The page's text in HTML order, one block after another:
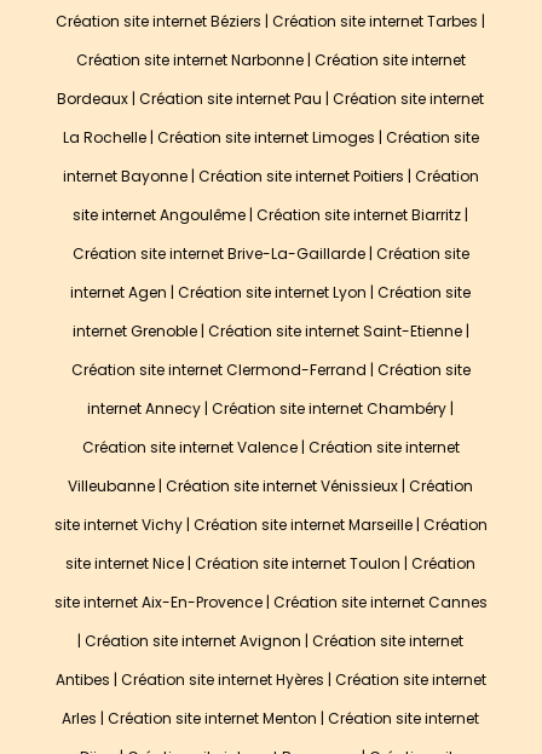
Création site internet Béziers |Création site internet Tarbes |
Création site internet Narbonne| Création site internet
Bordeaux |Création site internet Pau |Création site internet
La Rochelle| Création site internet Limoges | Création site
internet Bayonne| Création site internet Poitiers | Création
site internet Angoulême |Création site internet Biarritz |
Création site internet Brive-La-Gaillarde| Création site
internet Agen |Création site internet Lyon |Création site
internet Grenoble| Création site internet Saint-Etienne|
Création site internet Clermond-Ferrand | Création site
internet Annecy |Création site internet Chambéry |
Création site internet Valence| Création site internet
Villeubanne |Création site internet Vénissieux |Création
site internet Vichy| Création site internet Marseille| Création
site internet Nice |Création site internet Toulon |Création
site internet Aix-En-Provence| Création site internet Cannes
|Création site internet Avignon |Création site internet
Antibes | Création site internet Hyères | Création site internet
Arles |Création site internet Menton | Création site internet